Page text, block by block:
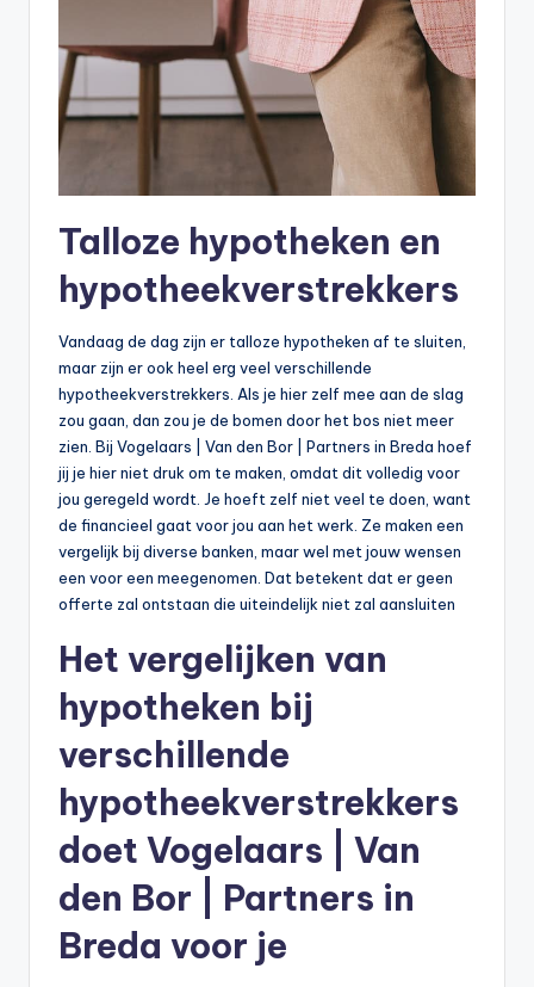
Talloze hypotheken en
hypotheekverstrekkers
Vandaag de dag zijn er talloze hypotheken af te sluiten,
maar zijn er ook heel erg veel verschillende
hypotheekverstrekkers. Als je hier zelf mee aan de slag
zou gaan, dan zou je de bomen door het bos niet meer
zien. Bij Vogelaars | Van den Bor | Partners in Breda hoef
jij je hier niet druk om te maken, omdat dit volledig voor
jou geregeld wordt. Je hoeft zelf niet veel te doen, want
de financieel gaat voor jou aan het werk. Ze maken een
vergelijk bij diverse banken, maar wel met jouw wensen
een voor een meegenomen. Dat betekent dat er geen
offerte zal ontstaan die uiteindelijk niet zal aansluiten
Het vergelijken van
hypotheken bij
verschillende
hypotheekverstrekkers
doet Vogelaars | Van
den Bor | Partners in
Breda voor je